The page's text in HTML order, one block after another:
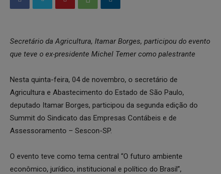
Secretário da Agricultura, Itamar Borges, participou do evento
que teve o ex-presidente Michel Temer como palestrante
Nesta quinta-feira, 04 de novembro, o secretário de
Agricultura e Abastecimento do Estado de São Paulo,
deputado Itamar Borges, participou da segunda edição do
Summit do Sindicato das Empresas Contábeis e de
Assessoramento – Sescon-SP.
O evento teve como tema central “O futuro ambiente
econômico, jurídico, institucional e político do Brasil”,